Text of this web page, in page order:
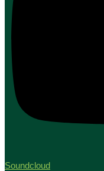
Soundcloud